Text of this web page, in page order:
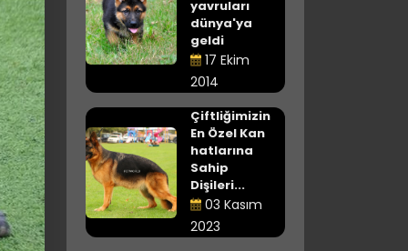
yavruları
dünya'ya
geldi
17 Ekim
2014
Çiftliğimizin
En Özel Kan
hatlarına
Sahip
Dişileri...
03 Kasım
2023